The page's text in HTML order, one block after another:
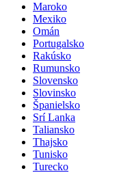
Maroko
Mexiko
Omán
Portugalsko
Rakúsko
Rumunsko
Slovensko
Slovinsko
Španielsko
Srí Lanka
Taliansko
Thajsko
Tunisko
Turecko